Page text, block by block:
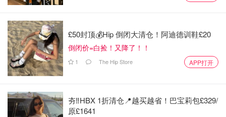
3个孩子:
X Æ "X" A-Xii 马斯克 (2020) - 常称为“X”
Exa Dark Sideræl 马斯克 (2021) - 常称为“Y”
Technomechanicus 马斯克 (出生日期不详) - 小名“Tau”
£50封顶💰Hip 倒闭大清仓！阿迪德训鞋£20
倒闭价=白捡！又降了！！
1 The Hip Store APP打开
夯‼️HBX 1折清仓📍越买越省！巴宝莉包£329/
原£1641